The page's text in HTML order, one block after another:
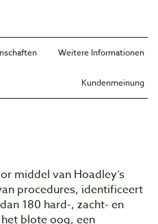
Weitere Informationen
Kundenmeinung
middel van Hoadley’s
procedures, identificeert
180 hard-, zacht- en
blote oog, een